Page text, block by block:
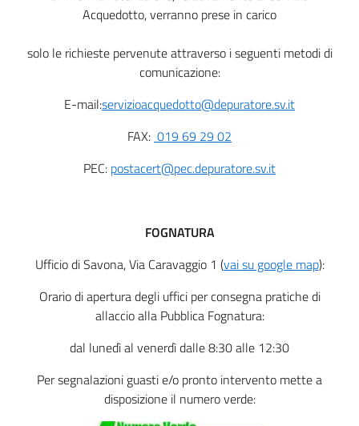
Acquedotto, verranno prese in carico
solo le richieste pervenute attraverso i seguenti metodi di
comunicazione:
E-mail:servizioacquedotto@depuratore.sv.it
FAX: 019 69 29 02
PEC: postacert@pec.depuratore.sv.it
FOGNATURA
Ufficio di Savona, Via Caravaggio 1 (vai su google map):
Orario di apertura degli uffici per consegna pratiche di
allaccio alla Pubblica Fognatura:
dal lunedì al venerdì dalle 8:30 alle 12:30
Per segnalazioni guasti e/o pronto intervento mette a
disposizione il numero verde: